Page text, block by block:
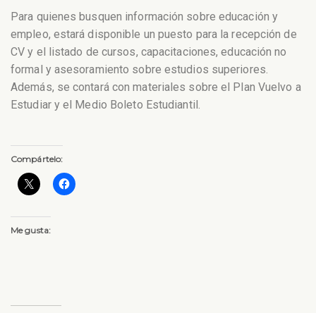
Para quienes busquen información sobre educación y
empleo, estará disponible un puesto para la recepción de
CV y el listado de cursos, capacitaciones, educación no
formal y asesoramiento sobre estudios superiores.
Además, se contará con materiales sobre el Plan Vuelvo a
Estudiar y el Medio Boleto Estudiantil.
Compártelo:
Me gusta: